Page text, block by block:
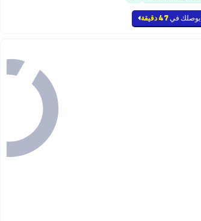
يوصلك في47 دقيقة